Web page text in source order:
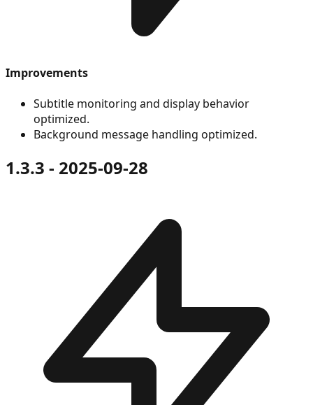
Improvements
Subtitle monitoring and display behavior
optimized.
Background message handling optimized.
1.3.3 - 2025-09-28